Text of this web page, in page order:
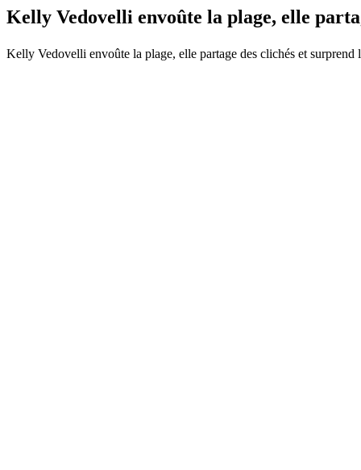
Kelly Vedovelli envoûte la plage, elle
Kelly Vedovelli envoûte la plage, elle partage des clichés et